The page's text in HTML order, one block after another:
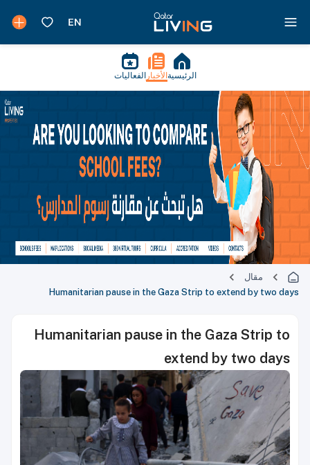
الرئيسية الأخبار الفعاليات
مقال
Humanitarian pause in the Gaza Strip to extend by two days
Humanitarian pause in the Gaza Strip to
extend by two days